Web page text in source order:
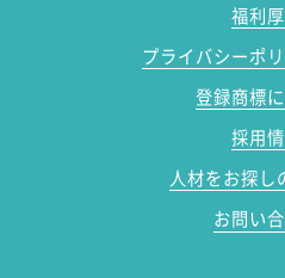
福利
プライバシーポ
登録商標
採用
人材をお探し
お問い